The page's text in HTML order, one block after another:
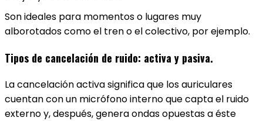
Son ideales para momentos o lugares muy
alborotados como el tren o el colectivo, por ejemplo.
Tipos de cancelación de ruido: activa y pasiva.
La cancelación activa significa que los auriculares
cuentan con un micrófono interno que capta el ruido
externo y, después, genera ondas opuestas a éste